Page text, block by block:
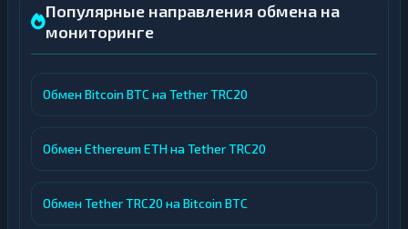
Популярные направления обмена на
мониторинге
Обмен Bitcoin BTC на Tether TRC20
Обмен Ethereum ETH на Tether TRC20
Обмен Tether TRC20 на Bitcoin BTC